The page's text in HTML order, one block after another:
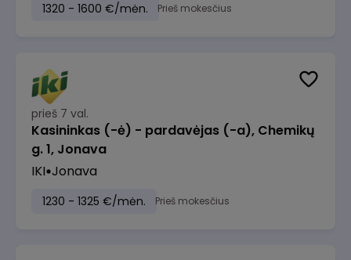
1320 - 1600 €/mėn. Prieš mokesčius
prieš 7 val.
Kasininkas (-ė) - pardavėjas (-a), Chemikų
g. 1, Jonava
IKI Jonava
1230 - 1325 €/mėn. Prieš mokesčius